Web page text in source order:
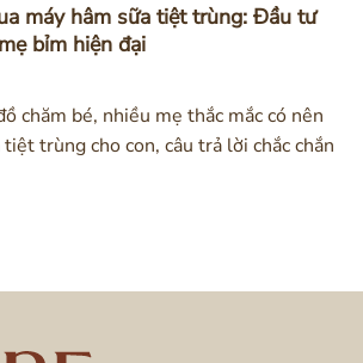
máy hâm sữa tiệt trùng: Đầu tư
bỉm hiện đại
chăm bé, nhiều mẹ thắc mắc có nên
trùng cho con, câu trả lời chắc chắn